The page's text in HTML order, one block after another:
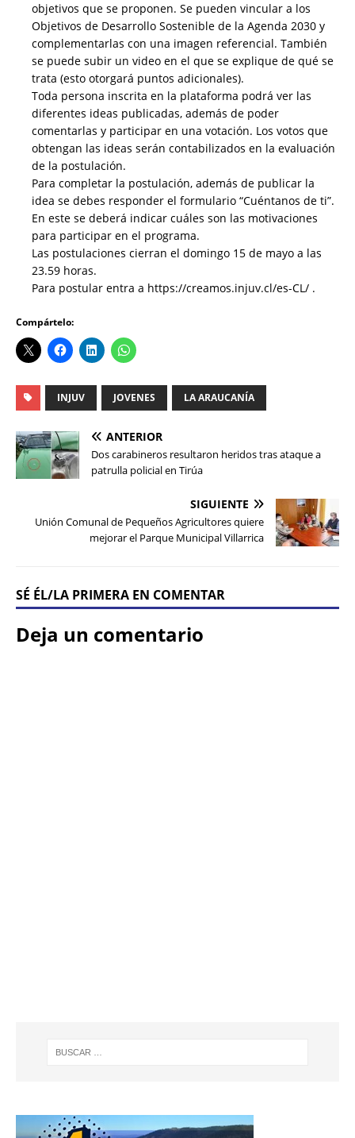
objetivos que se proponen. Se pueden vincular a los
Objetivos de Desarrollo Sostenible de la Agenda 2030 y
complementarlas con una imagen referencial. También
se puede subir un video en el que se explique de qué se
trata (esto otorgará puntos adicionales).
Toda persona inscrita en la plataforma podrá ver las
diferentes ideas publicadas, además de poder
comentarlas y participar en una votación. Los votos que
obtengan las ideas serán contabilizados en la evaluación
de la postulación.
Para completar la postulación, además de publicar la
idea se debes responder el formulario “Cuéntanos de ti”.
En este se deberá indicar cuáles son las motivaciones
para participar en el programa.
Las postulaciones cierran el domingo 15 de mayo a las
23.59 horas.
Para postular entra a https://creamos.injuv.cl/es-CL/ .
Compártelo:
INJUV JOVENES LA ARAUCANÍA
ANTERIOR
Dos carabineros resultaron heridos tras ataque a
patrulla policial en Tirúa
SIGUIENTE
Unión Comunal de Pequeños Agricultores quiere
mejorar el Parque Municipal Villarrica
SÉ ÉL/LA PRIMERA EN COMENTAR
Deja un comentario